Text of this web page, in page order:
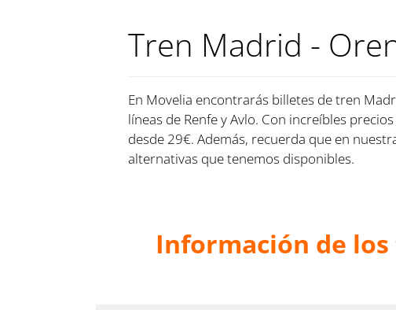
Tren Madrid -
En Movelia encontrarás billetes de tren
líneas de Renfe y Avlo. Con increíbles
desde 29€. Además, recuerda que en
alternativas que tenemos disponibles.
Información de